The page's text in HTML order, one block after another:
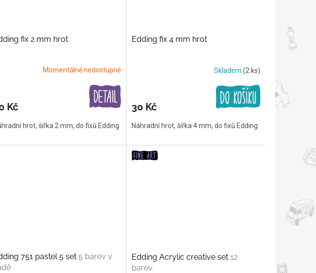
fix 2 mm hrot
Momentálně nedostupné
Kč
hrot, šířka 2 mm, do fixů Edding
Edding fix 4 mm hrot
Skladem (2 ks)
30 Kč
Náhradní hrot, šířka 4 mm, do fixů Edding
751 pastel 5 set 5 barev v
Edding Acrylic creative set 12
barev